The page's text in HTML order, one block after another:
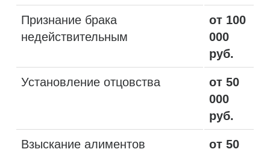
Признание брака
недействительным
от 100
000
руб.
Установление отцовства
от 50
000
руб.
Взыскание алиментов от 50